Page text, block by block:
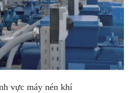
vực máy nén khí